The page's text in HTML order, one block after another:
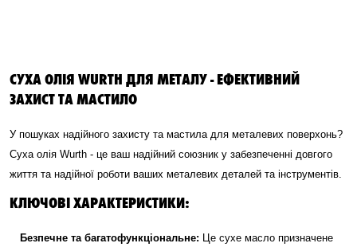
СУХА ОЛІЯ WURTH ДЛЯ МЕТАЛУ - ЕФЕКТИВНИЙ
ЗАХИСТ ТА МАСТИЛО
У пошуках надійного захисту та мастила для металевих поверхонь?
Суха олія Wurth - це ваш надійний союзник у забезпеченні довгого
життя та надійної роботи ваших металевих деталей та інструментів.
КЛЮЧОВІ ХАРАКТЕРИСТИКИ:
Безпечне та багатофункціональне: Це сухе масло призначене